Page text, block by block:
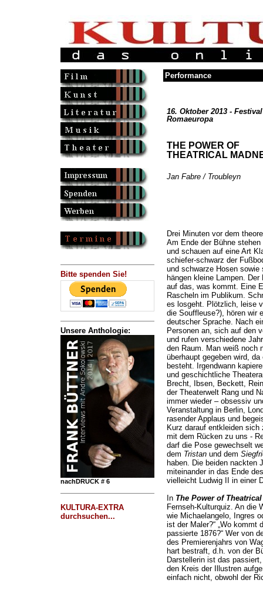
Bitte spenden Sie!
Unsere Anthologie:
nachDRUCK # 6
KULTURA-EXTRA
durchsuchen...
Performance
16. Oktober 2013 - Festival
Romaeuropa
THE POWER OF
THEATRICAL
Jan Fabre / Troubleyn
Drei Minuten vor dem
Am Ende der Bühne
und schauen auf eine Art
schiefer-schwarz der
und schwarze Hosen
hängen kleine Lampen.
auf das, was kommt. Eine
Rascheln im Publikum.
es losgeht. Plötzlich, leise
die Souffleuse?), hören wir
deutscher Sprache. Nach
Personen an, sich auf den
und rufen verschiedene
den Raum. Man weiß noch
überhaupt gegeben wird,
besteht. Irgendwann
und geschichtliche
Brecht, Ibsen, Beckett,
der Theaterwelt Rang und
immer wieder – obsessiv
Veranstaltung in Berlin,
rasender Applaus und
Kurz darauf entkleiden
mit dem Rücken zu uns -
darf die Pose gewechselt
dem Tristanund dem
haben. Die beiden nackten
miteinander in das Ende
vielleicht Ludwig II in einer
In The Power of
Fernseh-Kulturquiz. An die
wie Michaelangelo, Ingres
ist der Maler?“ „Wo kommt
passierte 1876?“ Wer von
des Premierenjahrs von
hart bestraft, d.h. von der
Darstellerin ist das
den Kreis der Illustren
einfach nicht, obwohl der